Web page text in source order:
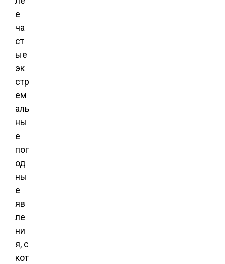
е
ча
ст
ые
эк
стр
ем
аль
ны
е
пог
од
ны
е
яв
ле
ни
я, с
кот